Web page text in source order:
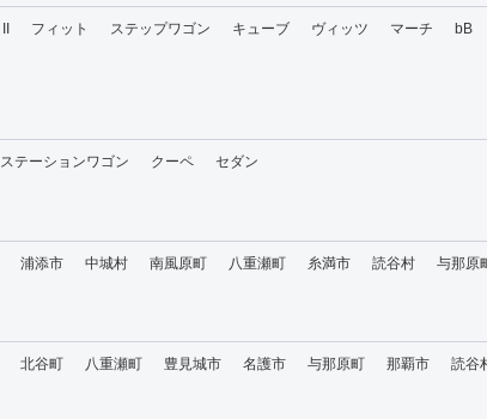
フィット ステップワゴン キューブ ヴィッツ マーチ bB
ステーションワゴン クーペ セダン
浦添市 中城村 南風原町 八重瀬町 糸満市 読谷村 与那原
北谷町 八重瀬町 豊見城市 名護市 与那原町 那覇市 読谷